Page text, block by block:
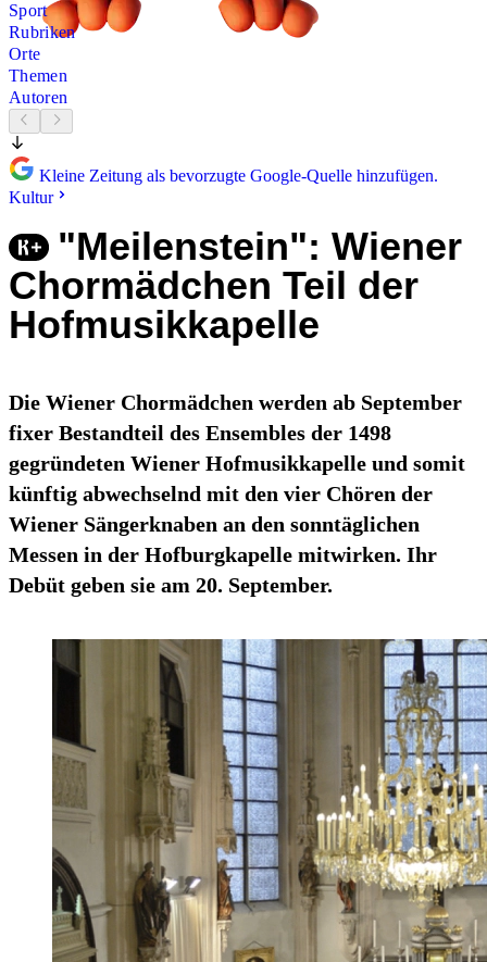
Sport
Rubriken
Orte
Themen
Autoren
Kleine Zeitung als bevorzugte Google-Quelle hinzufügen.
Kultur
"Meilenstein": Wiener
Chormädchen Teil der
Hofmusikkapelle
Die Wiener Chormädchen werden ab September
fixer Bestandteil des Ensembles der 1498
gegründeten Wiener Hofmusikkapelle und somit
künftig abwechselnd mit den vier Chören der
Wiener Sängerknaben an den sonntäglichen
Messen in der Hofburgkapelle mitwirken. Ihr
Debüt geben sie am 20. September.